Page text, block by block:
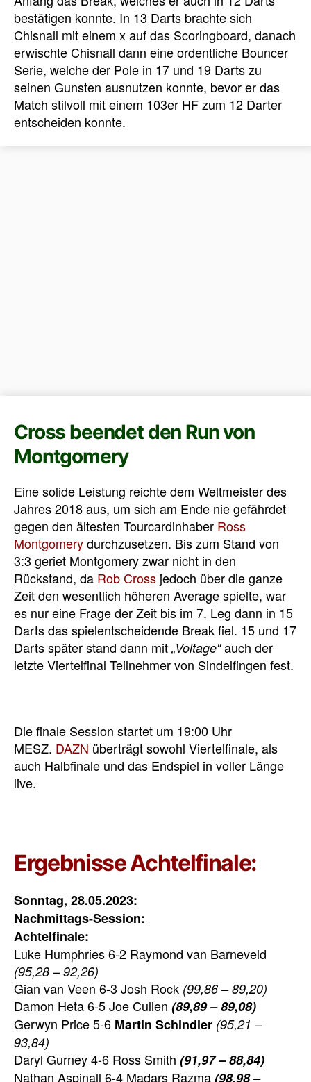
bestätigen konnte. In 13 Darts brachte sich
Chisnall mit einem x auf das Scoringboard, danach
erwischte Chisnall dann eine ordentliche Bouncer
Serie, welche der Pole in 17 und 19 Darts zu
seinen Gunsten ausnutzen konnte, bevor er das
Match stilvoll mit einem 103er HF zum 12 Darter
entscheiden konnte.
Cross beendet den Run von
Montgomery
Eine solide Leistung reichte dem Weltmeister des
Jahres 2018 aus, um sich am Ende nie gefährdet
gegen den ältesten Tourcardinhaber Ross
Montgomerydurchzusetzen. Bis zum Stand von
3:3 geriet Montgomery zwar nicht in den
Rückstand, da Rob Cross jedoch über die ganze
Zeit den wesentlich höheren Average spielte, war
es nur eine Frage der Zeit bis im 7. Leg dann in 15
Darts das spielentscheidende Break fiel. 15 und 17
Darts später stand dann mit „Voltage“auch der
letzte Viertelfinal Teilnehmer von Sindelfingen fest.
Die finale Session startet um 19:00 Uhr
MESZ. DAZN überträgt sowohl Viertelfinale, als
auch Halbfinale und das Endspiel in voller Länge
live.
Ergebnisse Achtelfinale:
Sonntag, 28.05.2023:
Nachmittags-Session:
Achtelfinale:
Luke Humphries 6-2 Raymond van Barneveld
(95,28 – 92,26)
Gian van Veen 6-3 Josh Rock (99,86 – 89,20)
Damon Heta 6-5 Joe Cullen (89,89 – 89,08)
Gerwyn Price 5-6 Martin Schindler (95,21 –
93,84)
Daryl Gurney 4-6 Ross Smith (91,97 – 88,84)
Nathan Aspinall 6-4 Madars Razma(98,98 –